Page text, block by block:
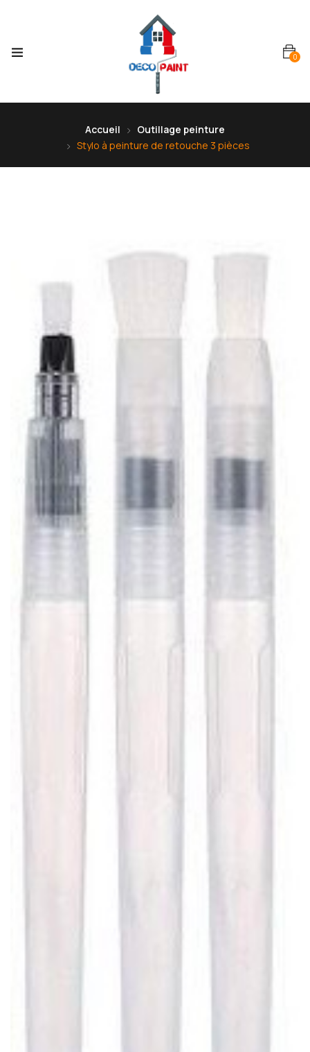
0
Accueil
Outillage peinture
Stylo à peinture de retouche 3 pièces